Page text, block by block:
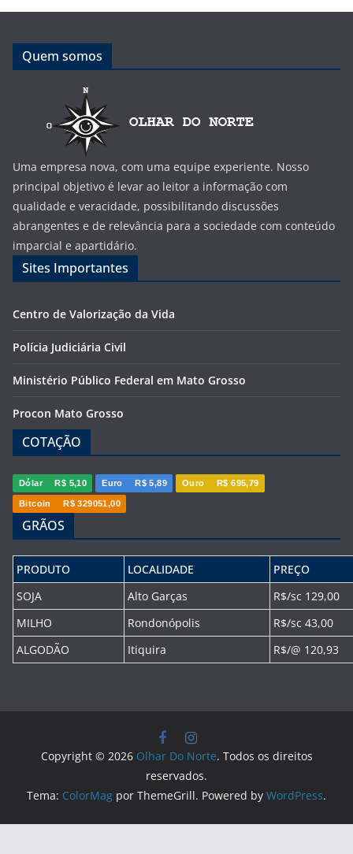
Quem somos
Uma empresa nova, com uma equipe experiente. Nosso
principal objetivo é levar ao leitor a informação com
qualidade e veracidade, possibilitando discussões
abrangentes e de relevância para a sociedade com conteúdo
imparcial e apartidário.
Sites Importantes
Centro de Valorização da Vida
Polícia Judiciária Civil
Ministério Público Federal em Mato Grosso
Procon Mato Grosso
COTAÇÃO
Dólar R$ 5,10 Euro R$ 5,89 Ouro R$ 695,79
Bitcoin R$ 329051,00
GRÃOS
PRODUTO LOCALIDADE
PREÇO
SOJA
Alto Garças
R$/sc 129,00
MILHO
Rondonópolis
R$/sc 43,00
ALGODÃO
Itiquira R$/@ 120,93
Copyright © 2026 Olhar Do Norte. Todos os direitos
reservados.
Tema: ColorMag por ThemeGrill. Powered by WordPress.